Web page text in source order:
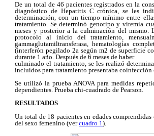
De un total de 46 pacientes registrados en la
diagnóstico de Hepatitis C crónica, se les
determinación, con un tiempo mínimo entre
tratamiento. Se determinó genotipo y viremia
meses y posterior a la culminación del mismo.
protocolo al inicio del tratamiento,
gammaglutamiltransferasa, hematologías
(interferón pegilado 2a según m2 de superficie
durante 1 año. Después de 6 meses de haber
culminado el tratamiento, se les realizó
incluidos para tratamiento presentaba coinfección
Se utilizó la prueba ANOVA para medidas
dependientes. Prueba chi-cuadrado de Pearson.
RESULTADOS
Un total de 18 pacientes en edades
del sexo femenino (vercuadro 1 ).